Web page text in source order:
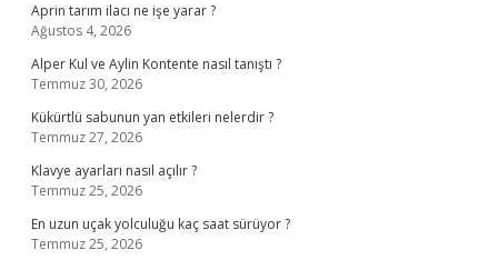
Aprin tarım ilacı ne işe yarar ?
Ağustos 4, 2026
Alper Kul ve Aylin Kontente nasıl tanıştı ?
Temmuz 30, 2026
Kükürtlü sabunun yan etkileri nelerdir ?
Temmuz 27, 2026
Klavye ayarları nasıl açılır ?
Temmuz 25, 2026
En uzun uçak yolculuğu kaç saat sürüyor ?
Temmuz 25, 2026